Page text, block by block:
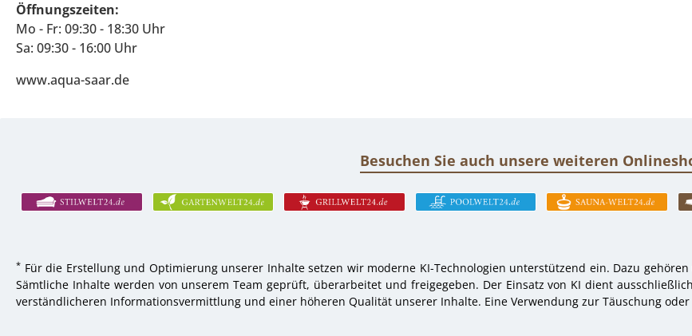
Öffnungszeiten:
Mo - Fr: 09:30 - 18:30 Uhr
Sa: 09:30 - 16:00 Uhr
www.aqua-saar.de
Besuchen Sie auch unsere weiteren
* Für die Erstellung und Optimierung unserer Inhalte setzen wir moderne KI-Technologien unterstützend ein. Dazu
Sämtliche Inhalte werden von unserem Team geprüft, überarbeitet und freigegeben. Der Einsatz von KI dient
verständlicheren Informationsvermittlung und einer höheren Qualität unserer Inhalte. Eine Verwendung zur Täuschung